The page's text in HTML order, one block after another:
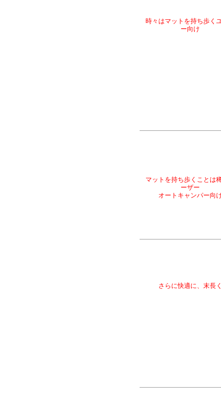
時々はマットを持ち歩く
ー向け
マットを持ち歩くことは
ーザー
オートキャンパー向
さらに快適に、末長